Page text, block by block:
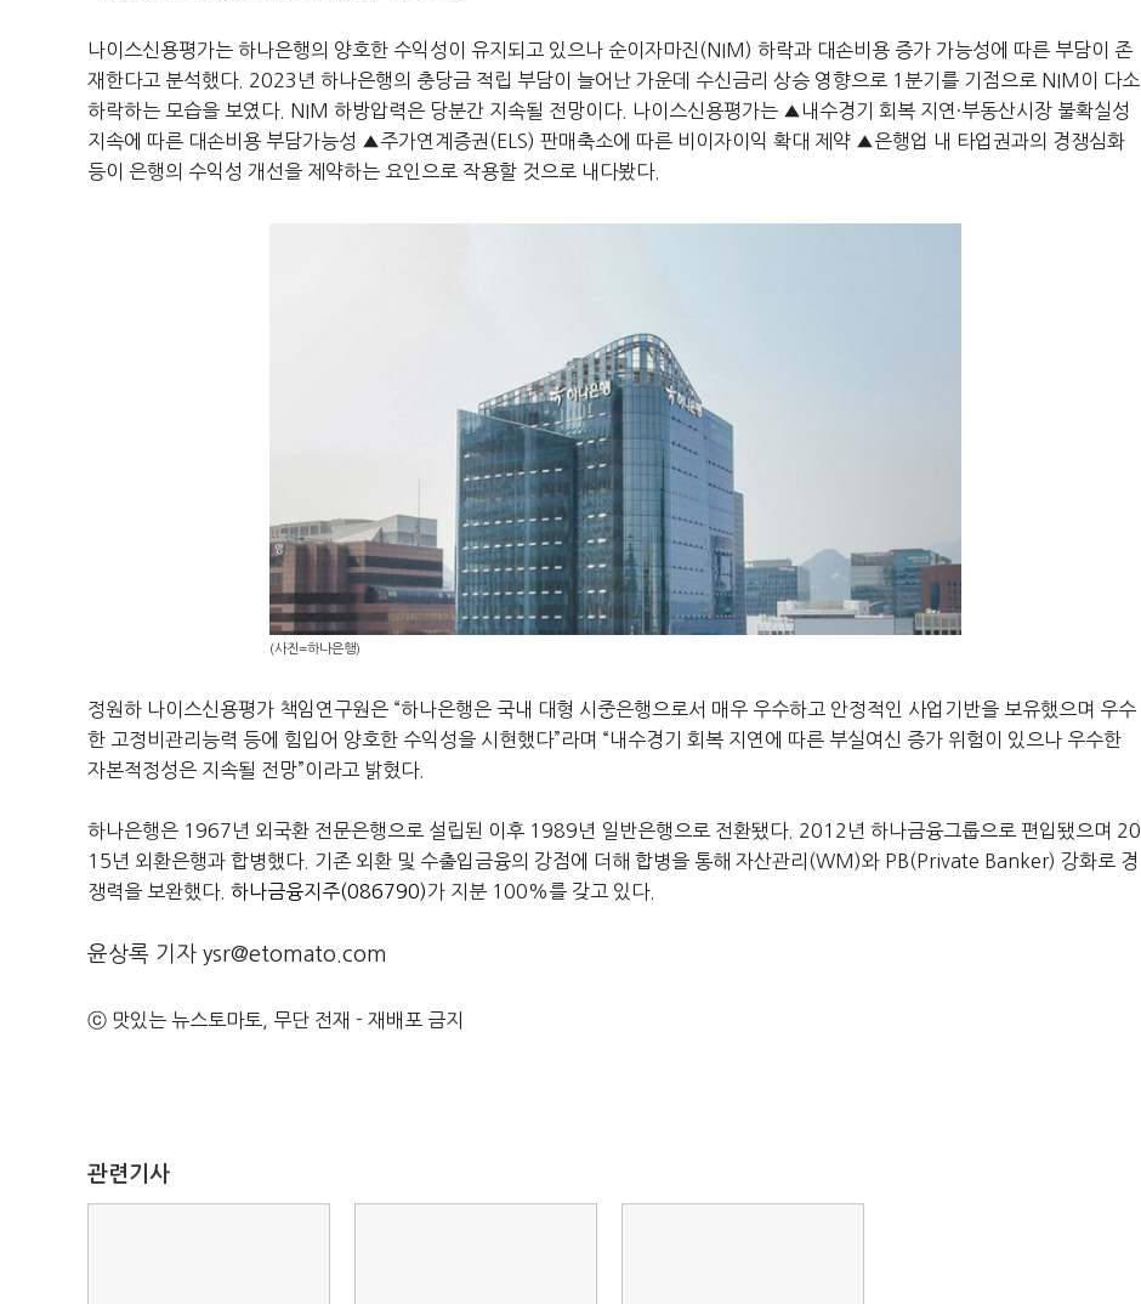
나이스신용평가는 하나은행의 양호한 수익성이 유지되고 있으나 순이자마진(NIM) 하락과 대손비용 증가 가능성에 따른 부담이 존
재한다고 분석했다. 2023 년 하나은행의 충당금 적립 부담이 늘어난 가운데 수신금리 상승 영향으로 1 분기를 기점으로 NIM 이 다소
하락하는 모습을 보였다. NIM 하방압력은 당분간 지속될 전망이다. 나이스신용평가는 ▲내수경기 회복 지연·부동산시장 불확실성
지속에 따른 대손비용 부담가능성 ▲주가연계증권( ELS) 판매축소에 따른 비이자이익 확대 제약 ▲은행업 내 타업권과의 경쟁심화
등이 은행의 수익성 개선을 제약하는 요인으로 작용할 것으로 내다봤다.
(사진=하나은행)
정원하 나이스신용평가 책임연구원은 “하나은행은 국내 대형 시중은행으로서 매우 우수하고 안정적인 사업기반을 보유했으며 우수
한 고정비관리능력 등에 힘입어 양호한 수익성을 시현했다”라며 “내수경기 회복 지연에 따른 부실여신 증가 위험이 있으나 우수한
자본적정성은 지속될 전망”이라고 밝혔다.
하나은행은 1967년 외국환 전문은행으로 설립된 이후 1989년 일반은행으로 전환됐다. 2012년 하나금융그룹으로 편입됐으며 20
15년 외환은행과 합병했다. 기존 외환 및 수출입금융의 강점에 더해 합병을 통해 자산관리(WM)와 PB(Private Banker) 강화로 경
쟁력을 보완했다. 하나금융지주(086790)가 지분 100%를 갖고 있다.
윤상록 기자 ysr@etomato.com
ⓒ 맛있는 뉴스토마토, 무단 전재 - 재배포 금지
관련기사